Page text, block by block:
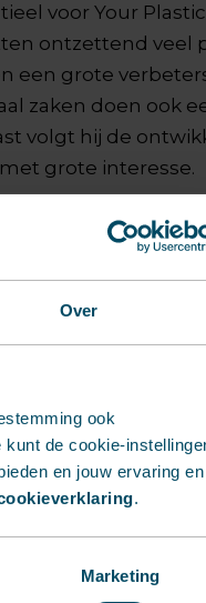
Over
ook
de cookie-
en jouw ervaring en
.
Marketing
voor Your
ontzettend veel
een grote
zaken doen ook
volgt hij de
grote interesse.
is helder: “Ik wil
vraag direct
Hij is